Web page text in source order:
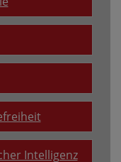
Intelligenz